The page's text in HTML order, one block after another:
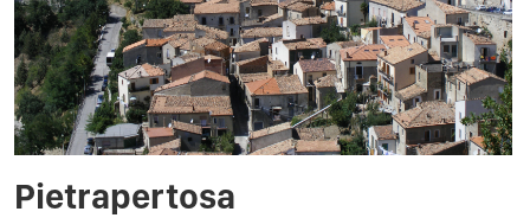
Pietrapertosa